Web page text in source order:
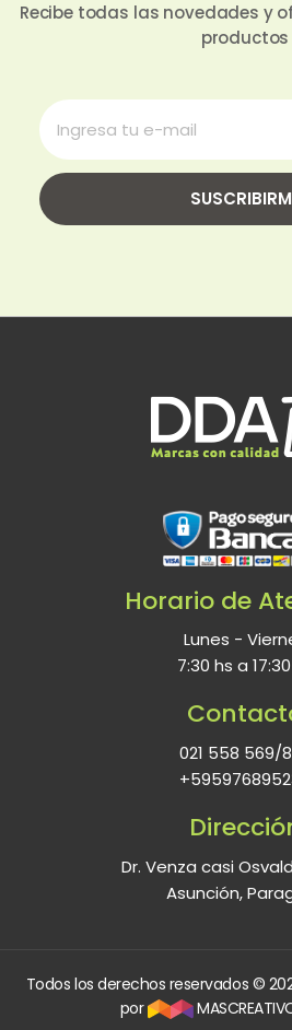
Recibe todas las novedades y
productos
Horario de
Lunes -
7:30 hs a
021 558 569/
Dr. Venza casi
Asunción,
Todos los derechos reservados ©
por